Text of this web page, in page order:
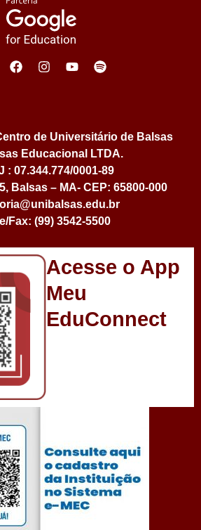
de Universitário de Balsas
Educacional LTDA.
: 07.344.774/0001-89
Balsas – MA- CEP: 65800-000
Fax: (99) 3542-5500
Acesse o App
Meu
EduConnect